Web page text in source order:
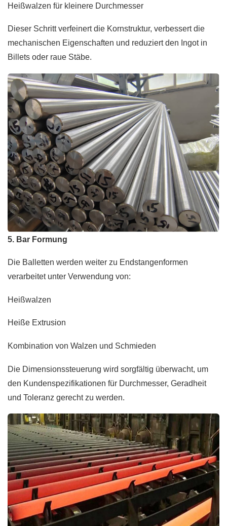
Heißwalzen für kleinere Durchmesser
Dieser Schritt verfeinert die Kornstruktur, verbessert die
mechanischen Eigenschaften und reduziert den Ingot in
Billets oder raue Stäbe.
5. Bar Formung
Die Balletten werden weiter zu Endstangenformen
verarbeitet unter Verwendung von:
Heißwalzen
Heiße Extrusion
Kombination von Walzen und Schmieden
Die Dimensionssteuerung wird sorgfältig überwacht, um
den Kundenspezifikationen für Durchmesser, Geradheit
und Toleranz gerecht zu werden.